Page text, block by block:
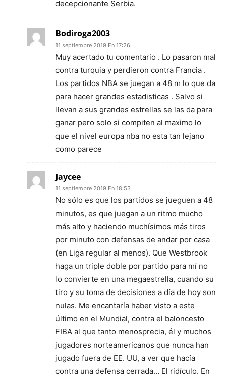
decepcionante Serbia.
Bodiroga2003
11 septiembre 2019 En 17:26
Muy acertado tu comentario . Lo pasaron mal
contra turquia y perdieron contra Francia .
Los partidos NBA se juegan a 48 m lo que da
para hacer grandes estadisticas . Salvo si
llevan a sus grandes estrellas se las da para
ganar pero solo si compiten al maximo lo
que el nivel europa nba no esta tan lejano
como parece
Jaycee
11 septiembre 2019 En 18:53
No sólo es que los partidos se jueguen a 48
minutos, es que juegan a un ritmo mucho
más alto y haciendo muchísimos más tiros
por minuto con defensas de andar por casa
(en Liga regular al menos). Que Westbrook
haga un triple doble por partido para mí no
lo convierte en una megaestrella, cuando su
tiro y su toma de decisiones a día de hoy son
nulas. Me encantaría haber visto a este
último en el Mundial, contra el baloncesto
FIBA al que tanto menosprecia, él y muchos
jugadores norteamericanos que nunca han
jugado fuera de EE. UU, a ver que hacía
contra una defensa cerrada… El ridículo. En